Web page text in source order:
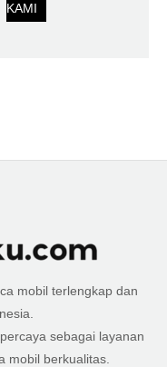
KAMI
mobil terlengkap dan
sebagai layanan
mobil berkualitas.